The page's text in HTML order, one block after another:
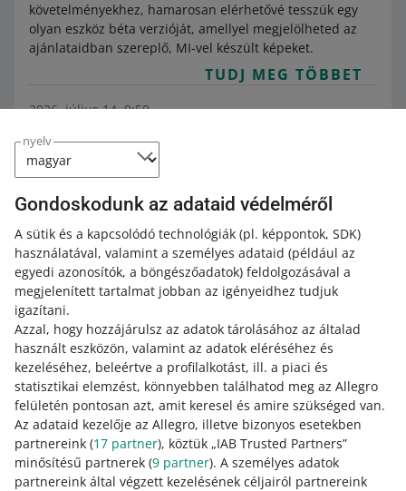
nyelv
Gondoskodunk az adataid védelméről
A sütik és a kapcsolódó technológiák (pl. képpontok, SDK)
használatával, valamint a személyes adataid (például az
egyedi azonosítók, a böngészőadatok) feldolgozásával a
megjelenített tartalmat jobban az igényeidhez tudjuk
igazítani.
Azzal, hogy hozzájárulsz az adatok tárolásához az általad
használt eszközön, valamint az adatok eléréséhez és
kezeléséhez, beleértve a profilalkotást, ill. a piaci és
statisztikai elemzést, könnyebben találhatod meg az Allegro
felületén pontosan azt, amit keresel és amire szükséged van.
Az adataid kezelője az Allegro, illetve bizonyos esetekben
partnereink (17 partner), köztük „IAB Trusted Partners”
minősítésű partnerek (9 partner). A személyes adatok
partnereink által végzett kezelésének céljairól partnereink
követelményekhez, hamarosan elérhetővé tesszük egy
olyan eszköz béta verzióját, amellyel megjelölheted az
ajánlataidban szereplő, MI-vel készült képeket.
TUDJ MEG TÖBBET
2026. július 14. 9:50
Július 14-én módosítottuk a kötelező
paramétereket egyes alkategóriákban
Category: Súgó eladóknak
Nézd meg, milyen paramétereket kell megadnod az
ajánlatok közzétételéhez vagy újraindításához.
TUDJ MEG TÖBBET
Ez az oldal más nyelveken is elérhető.